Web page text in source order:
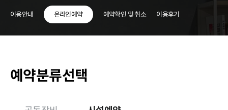
이용안내 온라인예약 예약확인 및 취소 이용후기
예약분류선택